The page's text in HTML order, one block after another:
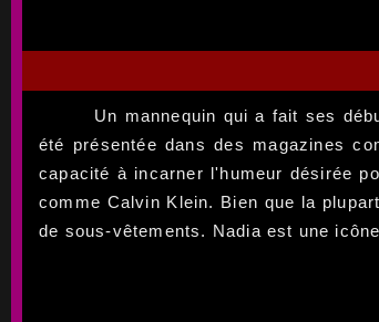
Un mannequin qui a fait ses
été présentée dans des magazines
capacité à incarner l'humeur désirée
comme Calvin Klein. Bien que la
de sous-vêtements. Nadia est une